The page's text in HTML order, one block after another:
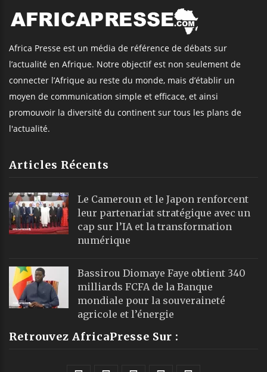
Africa Presse est un média de référence de débats sur
l’actualité en Afrique. Notre objectif est non seulement de
connecter l’Afrique au reste du monde, mais d’établir un
moyen de communication simple et efficace, et ainsi
promouvoir la diversité du continent sur tous les plans de
l'actualité.
Articles Récents
Le Cameroun et le Japon renforcent
leur partenariat stratégique avec un
cap sur l’IA et la transformation
numérique
Bassirou Diomaye Faye obtient 340
milliards FCFA de la Banque
mondiale pour la souveraineté
agricole et l’énergie
Retrouvez AfricaPresse Sur :